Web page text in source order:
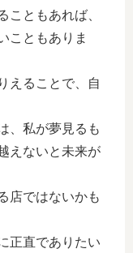
こともあれば、
こともありま
えることで、自
、私が夢見るも
えないと未来が
店ではないかも
正直でありたい